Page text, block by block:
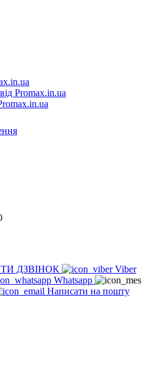
Promax.in.ua
ДЗВІНОК
Viber
Whatsapp
Написати на пошту